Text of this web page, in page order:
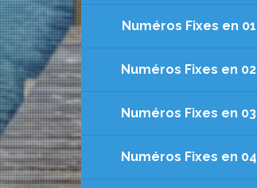
Numéros Fixes en 01
Numéros Fixes en 02
Numéros Fixes en 03
Numéros Fixes en 04